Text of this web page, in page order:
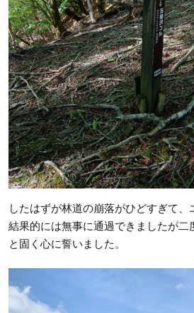
したはずが林道の崩落がひどすぎて、
結果的には無事に通過できましたが二
と固く心に誓いました。